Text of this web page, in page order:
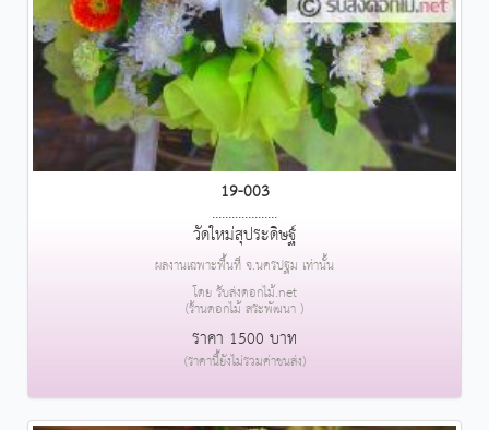
19-003
....................
วัดใหม่สุประดิษฐ์
ผลงานเฉพาะพื้นที่ จ.นครปฐม เท่านั้น
โดย รับส่งดอกไม้.net
(ร้านดอกไม้ สระพัฒนา )
ราคา 1500 บาท
(ราคานี้ยังไม่รวมค่าขนส่ง)